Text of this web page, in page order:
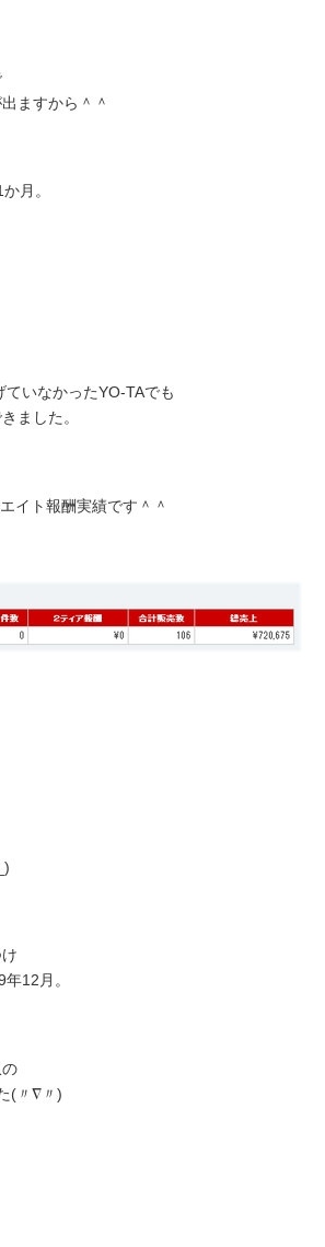
ますから＾＾
月。
いなかったYO-TAでも
ました。
イト報酬実績です＾＾
12月。
(〃∇〃)